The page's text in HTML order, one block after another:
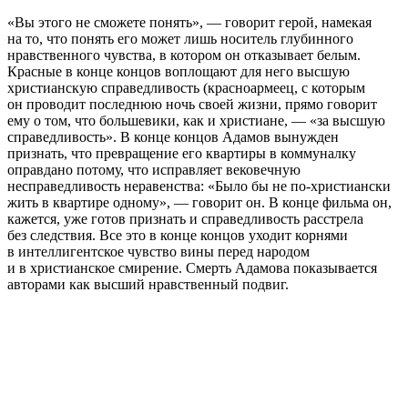
«Вы этого не сможете понять», — говорит герой, намекая
на то, что понять его может лишь носитель глубинного
нравственного чувства, в котором он отказывает белым.
Красные в конце концов воплощают для него высшую
христианскую справедливость (красноармеец, с которым
он проводит последнюю ночь своей жизни, прямо говорит
ему о том, что большевики, как и христиане, — «за высшую
справедливость». В конце концов Адамов вынужден
признать, что превращение его квартиры в коммуналку
оправдано потому, что исправляет вековечную
несправедливость неравенства: «Было бы не по-христиански
жить в квартире одному», — говорит он. В конце фильма он,
кажется, уже готов признать и справедливость расстрела
без следствия. Все это в конце концов уходит корнями
в интеллигентское чувство вины перед народом
и в христианское смирение. Смерть Адамова показывается
авторами как высший нравственный подвиг.